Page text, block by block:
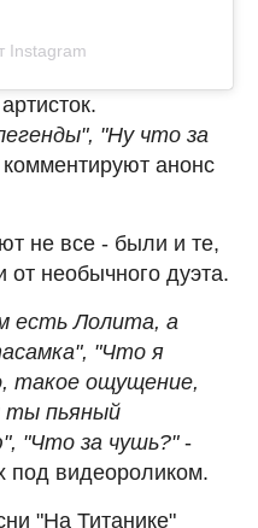
Instagram
"Ну что за
анонс
не все - были и те,
от необычного дуэта.
есть Лолита, а
"Что я
такое ощущение,
ты пьяный
"Что за чушь?"-
под видеороликом.
"На Титанике"